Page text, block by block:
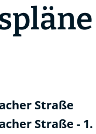
Straße
Straße - 1.